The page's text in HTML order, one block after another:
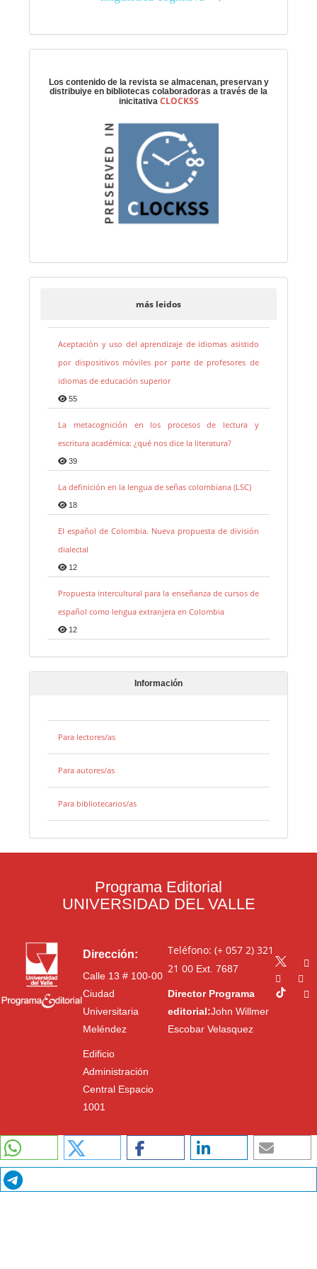
Los contenido de la revista se almacenan, preservan y
distribuiye en bibliotecas colaboradoras a través de la
inicitativa CLOCKSS
más leidos
Aceptación y uso del aprendizaje de idiomas asistido
por dispositivos móviles por parte de profesores de
idiomas de educación superior
55
La metacognición en los procesos de lectura y
escritura académica: ¿qué nos dice la literatura?
39
La definición en la lengua de señas colombiana (LSC)
18
El español de Colombia. Nueva propuesta de división
dialectal
12
Propuesta intercultural para la enseñanza de cursos de
español como lengua extranjera en Colombia
12
Información
Para lectores/as
Para autores/as
Para bibliotecarios/as
Programa Editorial
UNIVERSIDAD DEL VALLE
Dirección:
Calle 13 # 100-00
Ciudad
Universitaria
Meléndez
Edificio
Administración
Central Espacio
1001
Teléfono: (+ 057 2) 321
21 00Ext. 7687
Director Programa
editorial:John Willmer
Escobar Velasquez